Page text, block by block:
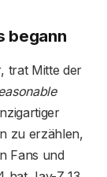
begann
trat Mitte der
zu erzählen,
Fans und